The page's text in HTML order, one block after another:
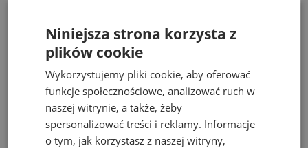
Opinie Pytania i odpowiedzi
Ocena sklepu
Niniejsza strona korzysta z
plików cookie
Wykorzystujemy pliki cookie, aby oferować
funkcje społecznościowe, analizować ruch w
naszej witrynie, a także, żeby
spersonalizować treści i reklamy. Informacje
o tym, jak korzystasz z naszej witryny,